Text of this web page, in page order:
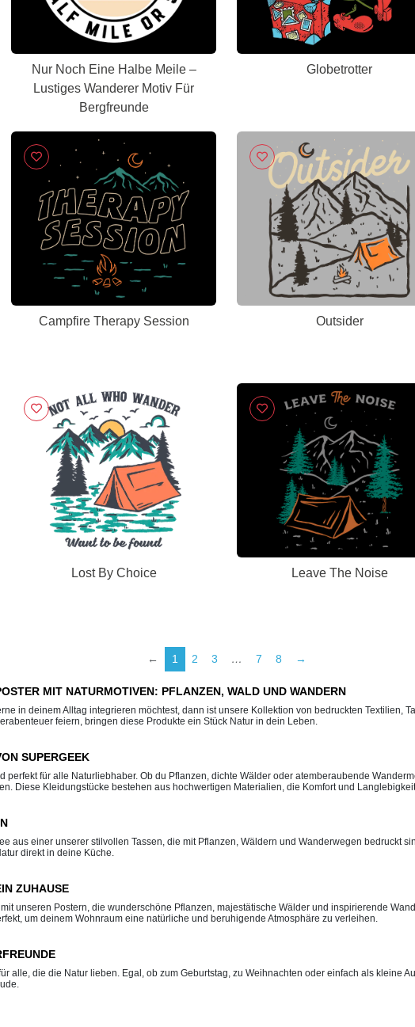
Nur Noch Eine Halbe Meile –
Lustiges Wanderer Motiv Für
Bergfreunde
Globetrotter
Campfire Therapy Session Outsider
Lost By Choice Leave The Noise
← 1 2 3 … 7 8 →
MIT NATURMOTIVEN: PFLANZEN, WALD UND WANDERN
in deinem Alltag integrieren möchtest, dann ist unsere Kollektion von bedruckten Textilien,
feiern, bringen diese Produkte ein Stück Natur in dein Leben.
SUPERGEEK
perfekt für alle Naturliebhaber. Ob du Pflanzen, dichte Wälder oder atemberaubende
Diese Kleidungstücke bestehen aus hochwertigen Materialien, die Komfort und
aus einer unserer stilvollen Tassen, die mit Pflanzen, Wäldern und Wanderwegen bedruckt
direkt in deine Küche.
ZUHAUSE
unseren Postern, die wunderschöne Pflanzen, majestätische Wälder und inspirierende
um deinem Wohnraum eine natürliche und beruhigende Atmosphäre zu verleihen.
alle, die die Natur lieben. Egal, ob zum Geburtstag, zu Weihnachten oder einfach als kleine